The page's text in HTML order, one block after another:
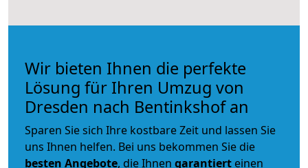
Wir bieten Ihnen die perfekte
Lösung für Ihren Umzug von
Dresden nach Bentinkshof an
Sparen Sie sich Ihre kostbare Zeit und lassen Sie
uns Ihnen helfen. Bei uns bekommen Sie die
besten Angebote, die Ihnen garantiert einen